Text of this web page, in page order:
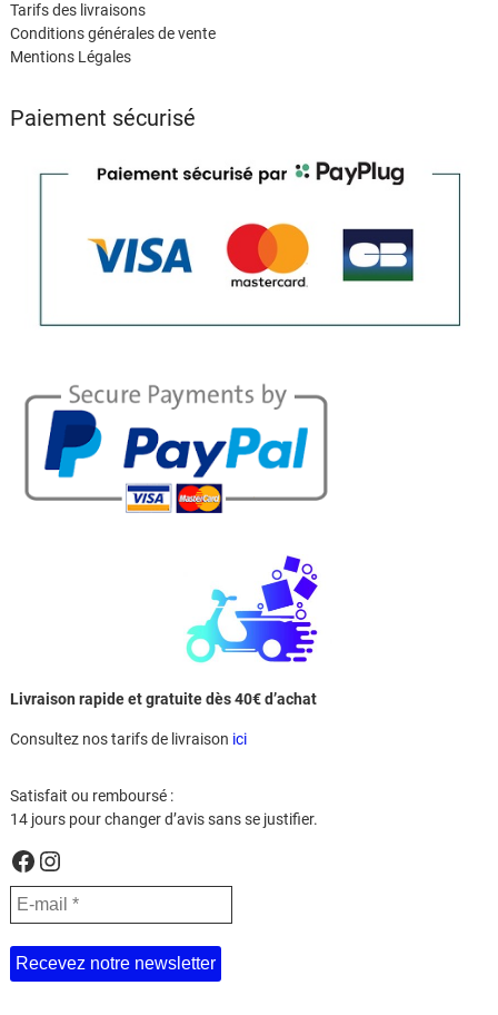
Tarifs des livraisons
Conditions générales de vente
Mentions Légales
Paiement sécurisé
Livraison rapide et gratuite dès 40€ d’achat
Consultez nos tarifs de livraison ici
Satisfait ou remboursé :
14 jours pour changer d’avis sans se justifier.
Facebook
Instagram